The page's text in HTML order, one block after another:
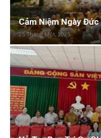
Cảm Niệm Ngày
25 Tháng Một, 2025